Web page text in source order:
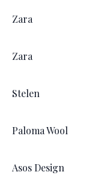
Zara
Zara
Stelen
Paloma Wool
Asos Design